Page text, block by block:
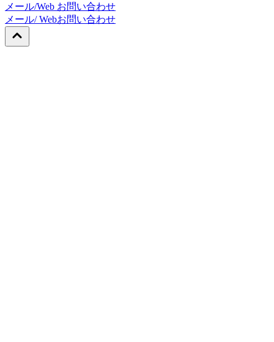
メール/Web お問い合わせ
メール/ Webお問い合わせ